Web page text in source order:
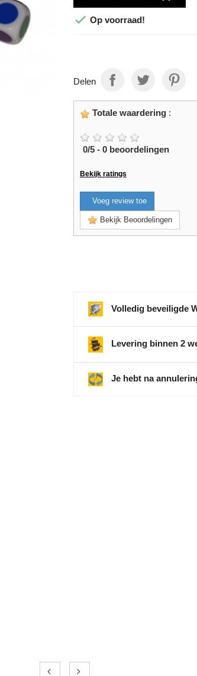
 Op voorraad!
Delen
Totale waardering :
0/5 - 0 beoordelingen
Bekijk ratings
Voeg review toe
Bekijk Beoordelingen
Volledig beveiligde
Levering binnen 2
Je hebt na